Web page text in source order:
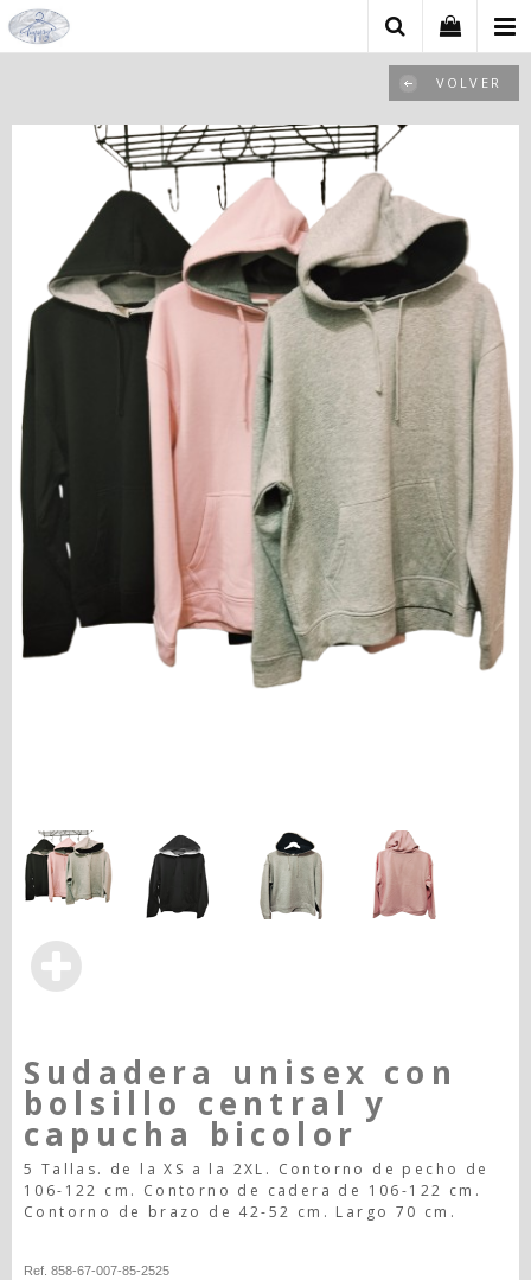
VOLVER
Sudadera unisex con
bolsillo central y
capucha bicolor
5 Tallas. de la XS a la 2XL. Contorno de pecho de
106-122 cm. Contorno de cadera de 106-122 cm.
Contorno de brazo de 42-52 cm. Largo 70 cm.
Ref. 858-67-007-85-2525